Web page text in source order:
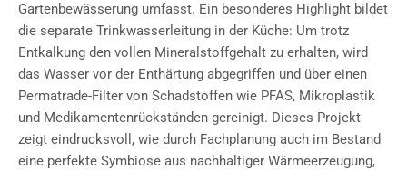
Gartenbewässerung umfasst. Ein besonderes Highlight bildet
die separate Trinkwasserleitung in der Küche: Um trotz
Entkalkung den vollen Mineralstoffgehalt zu erhalten, wird
das Wasser vor der Enthärtung abgegriffen und über einen
Permatrade-Filter von Schadstoffen wie PFAS, Mikroplastik
und Medikamentenrückständen gereinigt. Dieses Projekt
zeigt eindrucksvoll, wie durch Fachplanung auch im Bestand
eine perfekte Symbiose aus nachhaltiger Wärmeerzeugung,